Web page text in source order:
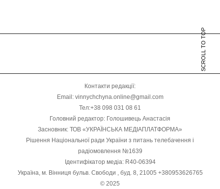
SCROLL TO TOP
Контакти редакції:
Email: vinnychchyna.online@gmail.com
Тел:+38 098 031 08 61
Головний редактор: Голошивець Анастасія
Засновник: ТОВ «УКРАЇНСЬКА МЕДІАПЛАТФОРМА»
Рішення Національної ради України з питань телебачення і
радіомовлення №1639
Ідентифікатор медіа: R40-06394
Україна, м. Вінниця бульв. Свободи , буд. 8, 21005 +380953626765
© 2025